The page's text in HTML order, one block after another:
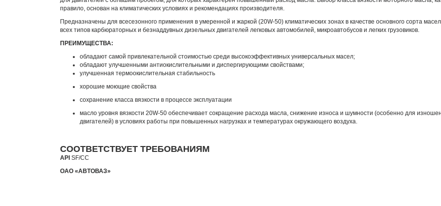
правило, основан на климатических условиях и рекомендациях производителя.
Предназначены для всесезонного применения в умеренной и жаркой (20W-50) климатических зонах в качестве основного сорта
всех типов карбюраторных и безнаддувных дизельных двигателей легковых автомобилей, микроавтобусов и легких грузовиков.
ПРЕИМУЩЕСТВА:
обладают самой привлекательной стоимостью среди высокоэффективных универсальных масел;
обладают улучшенными антиокислительными и диспергирующими свойствами;
улучшенная термоокислительная стабильность
хорошие моющие свойства
сохранение класса вязкости в процессе эксплуатации
масло уровня вязкости 20W-50 обеспечивает сокращение расхода масла, снижение износа и шумности (особенно для
двигателей) в условиях работы при повышенных нагрузках и температурах окружающего воздуха.
СООТВЕТСТВУЕТ ТРЕБОВАНИЯМ
API SF/CC
ОАО «АВТОВАЗ»